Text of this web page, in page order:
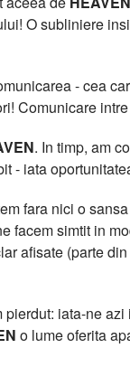
O subliniere
- cea
Comunicare
. In timp, am
- iata
fara nici o
facem simtit in
afisate (parte
iata-ne
o lume oferita